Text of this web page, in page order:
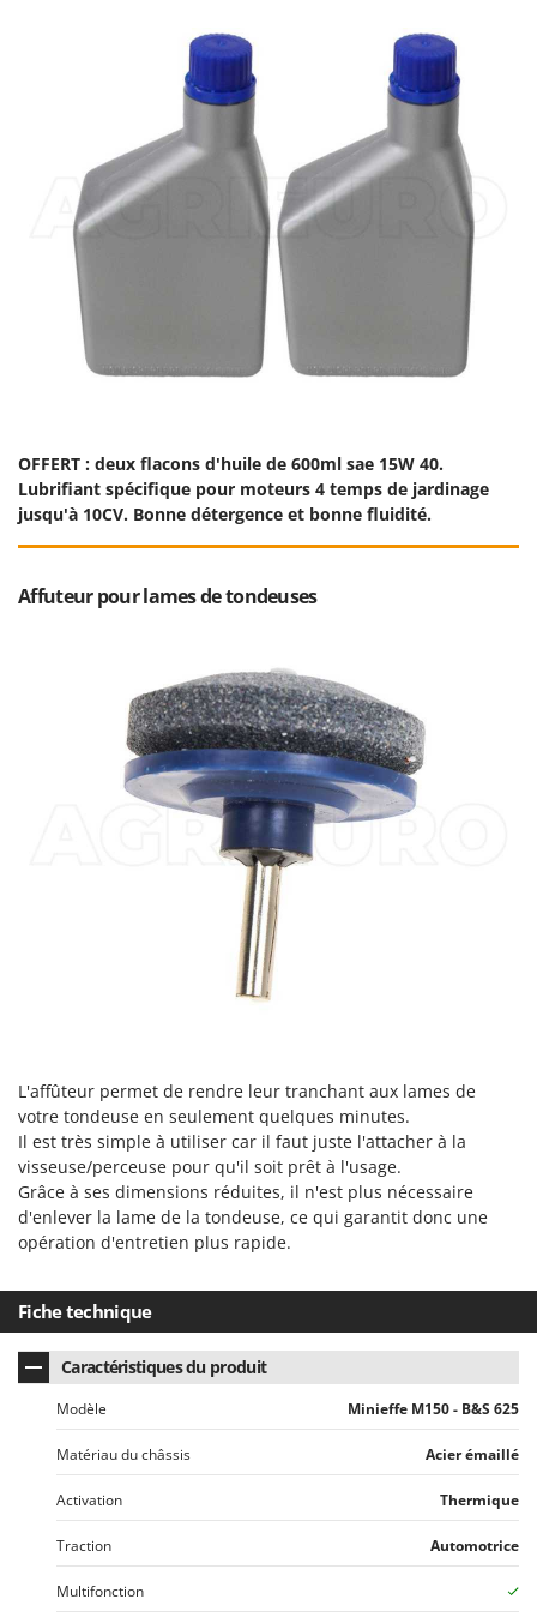
OFFERT : deux flacons d'huile de 600ml sae 15W 40.
Lubrifiant spécifique pour moteurs 4 temps de jardinage
jusqu'à 10CV. Bonne détergence et bonne fluidité.
Affuteur pour lames de tondeuses
L'affûteur permet de rendre leur tranchant aux lames de
votre tondeuse en seulement quelques minutes.
Il est très simple à utiliser car il faut juste l'attacher à la
visseuse/perceuse pour qu'il soit prêt à l'usage.
Grâce à ses dimensions réduites, il n'est plus nécessaire
d'enlever la lame de la tondeuse, ce qui garantit donc une
opération d'entretien plus rapide.
Fiche technique
Caractéristiques du produit
Modèle Minieffe M150 - B&S 625
Matériau du châssis Acier émaillé
Activation Thermique
Traction Automotrice
Multifonction